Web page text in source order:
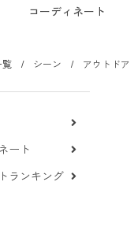
コーディネート
覧 シーン アウトドア
ート
ランキング